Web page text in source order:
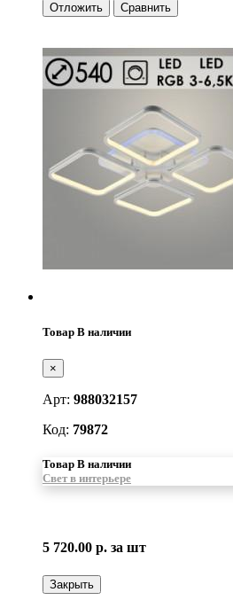
Отложить
Сравнить
Товар В наличии
×
Арт: 988032157
Код: 79872
Товар В наличии
Свет в интерьере
5 720.00 р. за шт
Закрыть